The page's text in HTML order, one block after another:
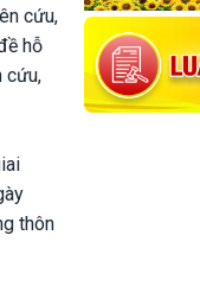
cứu,
hỗ
cứu,
thôn